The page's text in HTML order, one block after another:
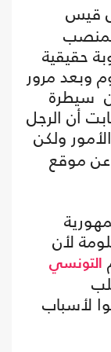
قيس
لمنصب
حقيقية
وبعد مرور
من سيطرة
أن الرجل
ولكن
عن موقع
لأن
التونسي
لأسباب